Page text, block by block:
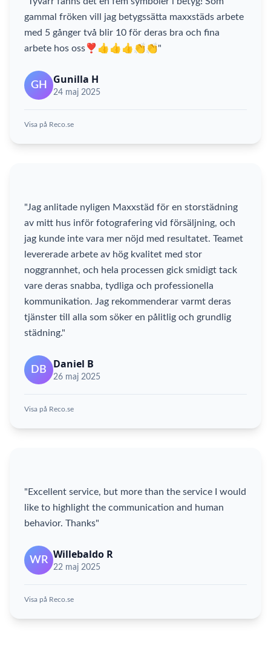
gammal fröken vill jag betygssätta maxxstäds arbete
med 5 gånger två blir 10 för deras bra och fina
arbete hos oss❣️👍👍👍👏👏"
GH Gunilla H
24 maj 2025
Visa på Reco.se
"Jag anlitade nyligen Maxxstäd för en storstädning
av mitt hus inför fotografering vid försäljning, och
jag kunde inte vara mer nöjd med resultatet. Teamet
levererade arbete av hög kvalitet med stor
noggrannhet, och hela processen gick smidigt tack
vare deras snabba, tydliga och professionella
kommunikation. Jag rekommenderar varmt deras
tjänster till alla som söker en pålitlig och grundlig
städning."
DB Daniel B
26 maj 2025
Visa på Reco.se
"Excellent service, but more than the service I would
like to highlight the communication and human
behavior. Thanks"
WR Willebaldo R
22 maj 2025
Visa på Reco.se